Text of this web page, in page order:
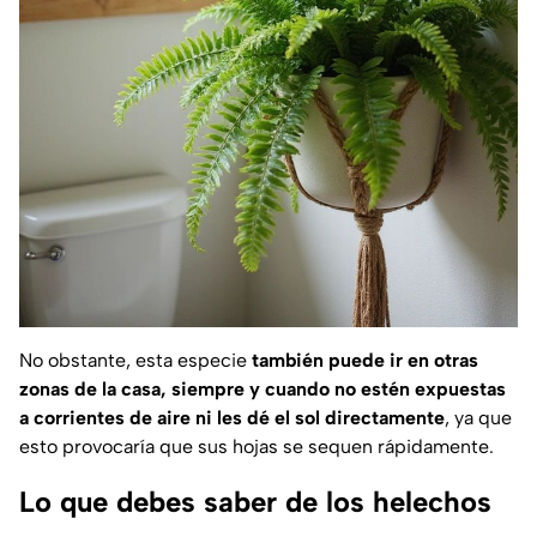
No obstante, esta especie también puede ir en otras
zonas de la casa, siempre y cuando no estén expuestas
a corrientes de aire ni les dé el sol directamente, ya que
esto provocaría que sus hojas se sequen rápidamente.
Lo que debes saber de los helechos